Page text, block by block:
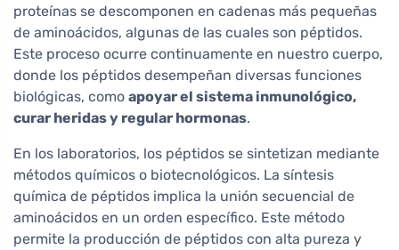
proteínas se descomponen en cadenas más pequeñas
de aminoácidos, algunas de las cuales son péptidos.
Este proceso ocurre continuamente en nuestro cuerpo,
donde los péptidos desempeñan diversas funciones
biológicas, como apoyar el sistema inmunológico,
curar heridas y regular hormonas.
En los laboratorios, los péptidos se sintetizan mediante
métodos químicos o biotecnológicos. La síntesis
química de péptidos implica la unión secuencial de
aminoácidos en un orden específico. Este método
permite la producción de péptidos con alta pureza y